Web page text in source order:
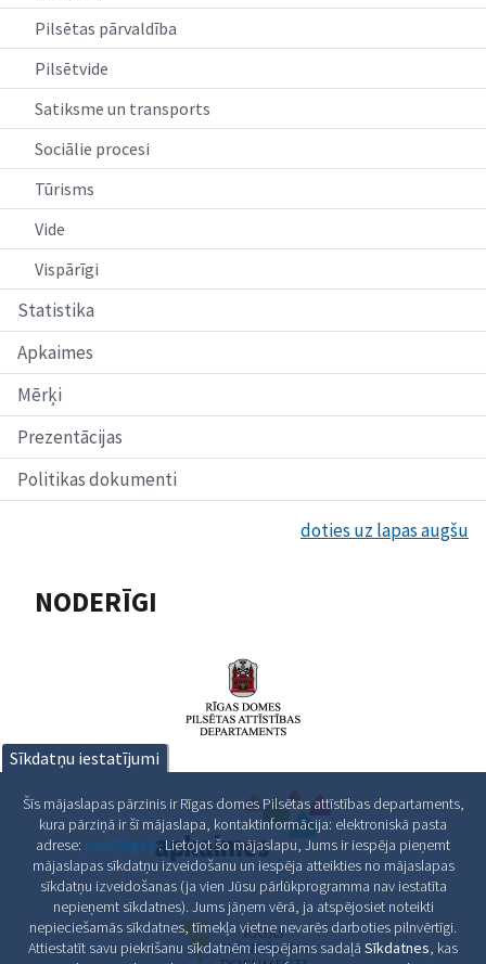
Pilsētas pārvaldība
Pilsētvide
Satiksme un transports
Sociālie procesi
Tūrisms
Vide
Vispārīgi
Statistika
Apkaimes
Mērķi
Prezentācijas
Politikas dokumenti
doties uz lapas augšu
NODERĪGI
Sīkdatņu iestatījumi
Šīs mājaslapas pārzinis ir Rīgas domes Pilsētas attīstības departaments,
kura pārziņā ir šī mājaslapa, kontaktinformācija: elektroniskā pasta
adrese: pad@riga.lv. Lietojot šo mājaslapu, Jums ir iespēja pieņemt
mājaslapas sīkdatņu izveidošanu un iespēja atteikties no mājaslapas
sīkdatņu izveidošanas (ja vien Jūsu pārlūkprogramma nav iestatīta
nepieņemt sīkdatnes). Jums jāņem vērā, ja atspējosiet noteikti
nepieciešamās sīkdatnes, tīmekļa vietne nevarēs darboties pilnvērtīgi.
Attiestatīt savu piekrišanu sīkdatnēm iespējams sadaļā Sīkdatnes, kas